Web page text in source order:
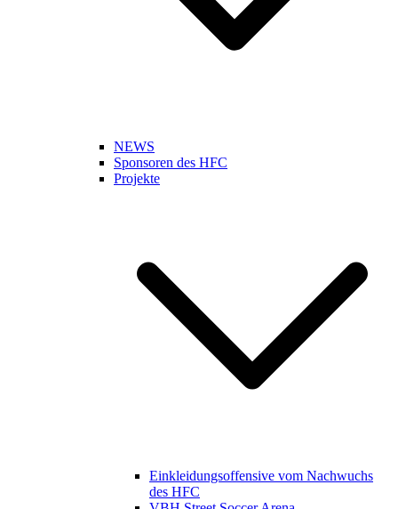
NEWS
Sponsoren des HFC
Projekte
Einkleidungsoffensive vom Nachwuchs
des HFC